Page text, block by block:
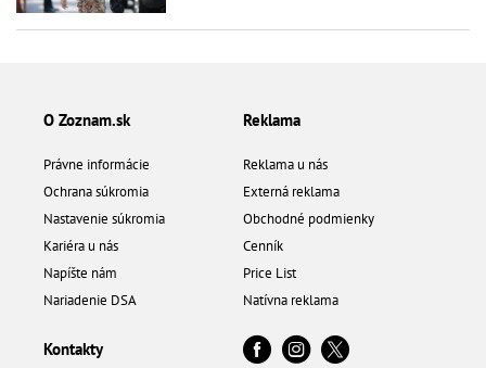
O Zoznam.sk
Právne informácie
Ochrana súkromia
Nastavenie súkromia
Kariéra u nás
Napíšte nám
Nariadenie DSA
Reklama
Reklama u nás
Externá reklama
Obchodné podmienky
Cenník
Price List
Natívna reklama
Kontakty